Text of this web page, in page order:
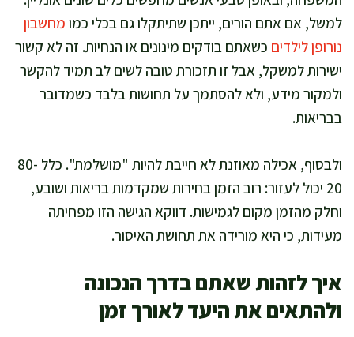
למשל, אם אתם הורים, ייתכן שתיתקלו גם בכלי כמו מחשבון
נורופן לילדים כשאתם בודקים מינונים או הנחיות. זה לא קשור
ישירות למשקל, אבל זו תזכורת טובה לשים לב תמיד להקשר
ולמקור מידע, ולא להסתמך על תחושות בלבד כשמדובר
בבריאות.
ולבסוף, אכילה מאוזנת לא חייבת להיות "מושלמת". כלל 80-
20 יכול לעזור: רוב הזמן בחירות שמקדמות בריאות ושובע,
וחלק מהזמן מקום לגמישות. דווקא הגישה הזו מפחיתה
מעידות, כי היא מורידה את תחושת האיסור.
איך לזהות שאתם בדרך הנכונה
ולהתאים את היעד לאורך זמן